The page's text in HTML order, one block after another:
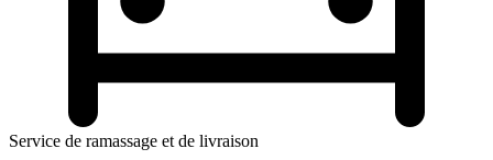
Service de ramassage et de livraison